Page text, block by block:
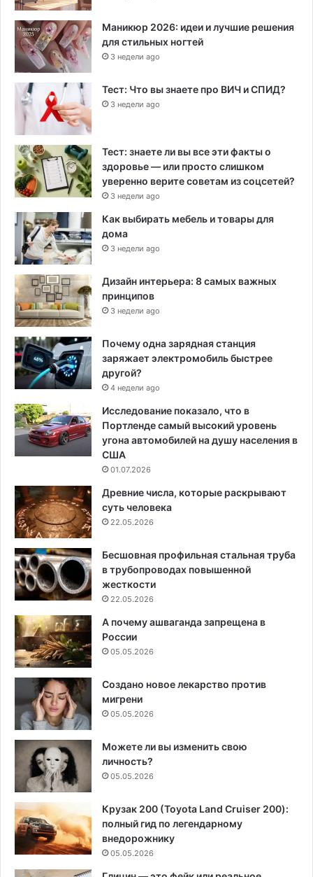
Маникюр 2026: идеи и лучшие решения
для стильных ногтей
3 недели ago
Тест: Что вы знаете про ВИЧ и СПИД?
3 недели ago
Тест: знаете ли вы все эти факты о
здоровье — или просто слишком
уверенно верите советам из соцсетей?
3 недели ago
Как выбирать мебель и товары для
дома
3 недели ago
Дизайн интерьера: 8 самых важных
принципов
3 недели ago
Почему одна зарядная станция
заряжает электромобиль быстрее
другой?
4 недели ago
Исследование показало, что в
Портленде самый высокий уровень
угона автомобилей на душу населения в
США
01.07.2026
Древние числа, которые раскрывают
суть человека
22.05.2026
Бесшовная профильная стальная труба
в трубопроводах повышенной
жесткости
22.05.2026
А почему ашваганда запрещена в
России
05.05.2026
Создано новое лекарство против
мигрени
05.05.2026
Можете ли вы изменить свою
личность?
05.05.2026
Крузак 200 (Toyota Land Cruiser 200):
полный гид по легендарному
внедорожнику
05.05.2026